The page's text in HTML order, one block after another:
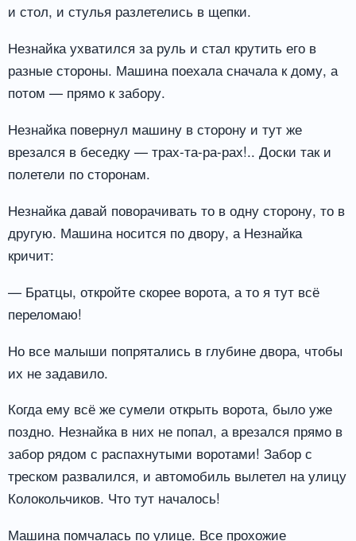
и стол, и стулья разлетелись в щепки.
Незнайка ухватился за руль и стал крутить его в
разные стороны. Машина поехала сначала к дому, а
потом — прямо к забору.
Незнайка повернул машину в сторону и тут же
врезался в беседку — трах-та-ра-рах!.. Доски так и
полетели по сторонам.
Незнайка давай поворачивать то в одну сторону, то в
другую. Машина носится по двору, а Незнайка
кричит:
— Братцы, откройте скорее ворота, а то я тут всё
переломаю!
Но все малыши попрятались в глубине двора, чтобы
их не задавило.
Когда ему всё же сумели открыть ворота, было уже
поздно. Незнайка в них не попал, а врезался прямо в
забор рядом с распахнутыми воротами! Забор с
треском развалился, и автомобиль вылетел на улицу
Колокольчиков. Что тут началось!
Машина помчалась по улице. Все прохожие